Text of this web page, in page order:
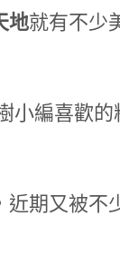
地就有不少
小編喜歡的
期又被不